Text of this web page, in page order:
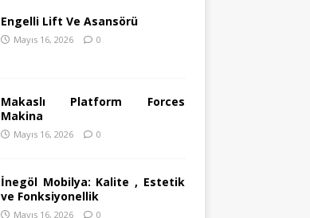
Engelli Lift Ve Asansörü
Mayıs 16, 2026 0
Makaslı Platform Forces
Makina
Mayıs 16, 2026 0
İnegöl Mobilya: Kalite , Estetik
ve Fonksiyonellik
Mayıs 16, 2026 0